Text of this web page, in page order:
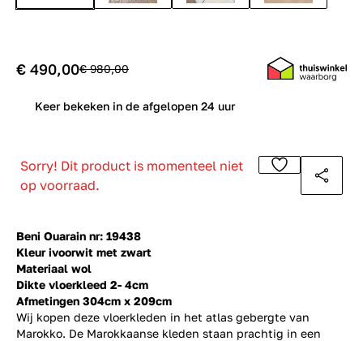
Beni Ouarain nr: 19438
Kleur ivoorwit met zwart
Materiaal wol
Dikte vloerkleed 2- 4cm
Afmetingen 304cm x 209cm
Wij kopen deze vloerkleden in het atlas gebergte van
Marokko. De Marokkaanse kleden staan prachtig in een
€ 490,00€ 980,00
Keer bekeken in de afgelopen 24 uur
Sorry! Dit product is momenteel niet
op voorraad.